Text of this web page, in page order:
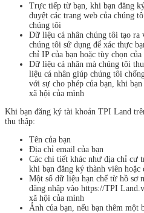
Trực tiếp từ bạn, khi bạn đăng
duyệt các trang web của chúng
chúng tôi
Dữ liệu cá nhân chúng tôi tạo ra
chúng tôi sử dụng để xác thực
chỉ IP của bạn hoặc tùy chọn của
Dữ liệu cá nhân mà chúng tôi
liệu cá nhân giúp chúng tôi
với sự cho phép của bạn, khi
xã hội của mình
Khi bạn đăng ký tài khoản TPI Land
thu thập:
Tên của bạn
Địa chỉ email của bạn
Các chi tiết khác như địa chỉ cư
khi bạn đăng ký thành viên hoặc
Một số dữ liệu hạn chế từ hồ sơ
đăng nhập vào https://TPI
xã hội của mình
Ảnh của bạn, nếu bạn thêm một